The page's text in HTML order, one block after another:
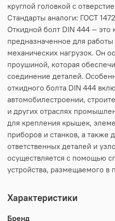
круглой головкой с
Стандарты аналоги: ГОСТ
Откидной болт DIN 444 —
предназначенное для
механических нагрузок. Он
проушиной, которая
соединение деталей.
откидного болта DIN 444
автомобилестроении,
и других отраслях
для крепления крышек,
приборов и станков, а также
ответственных деталей и
осуществляется с помощью
устройства, размещаемого в
Характеристики
Бренд